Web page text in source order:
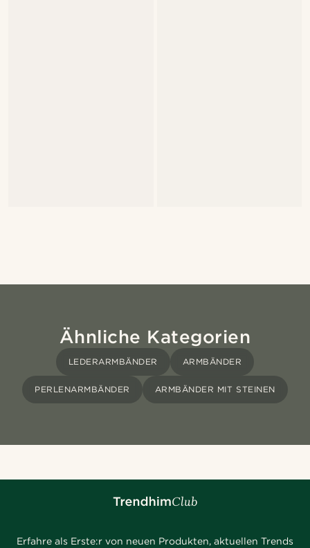
Ähnliche Kategorien
LEDERARMBÄNDER ARMBÄNDER
PERLENARMBÄNDER ARMBÄNDER MIT STEINEN
Erfahre als Erste:r von neuen Produkten, aktuellen Trends